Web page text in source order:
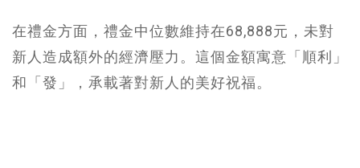
在禮金方面，禮金中位數維持在68,888元，未對
新人造成額外的經濟壓力。這個金額寓意「順利」
和「發」，承載著對新人的美好祝福。